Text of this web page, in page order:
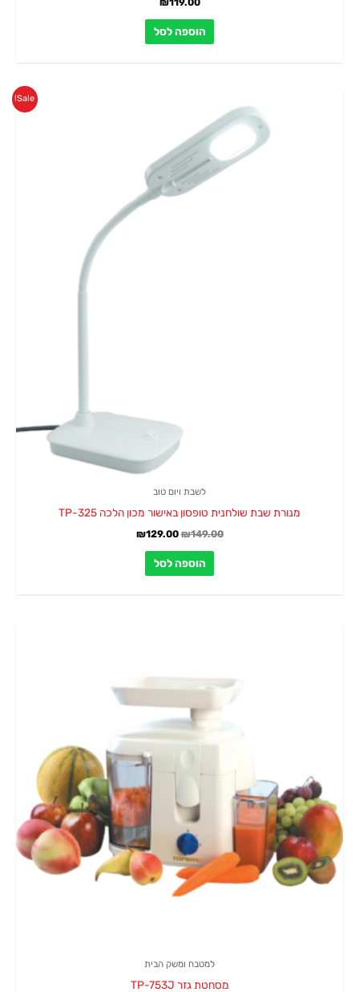
הוספה לסל
Sale!
לשבת ויום טוב
מנורת שבת שולחנית טופסון באישור מכון הלכה TP-325
₪149.00
₪129.00
הוספה לסל
למטבח ומשק הבית
מסחטת גזר TP-753J